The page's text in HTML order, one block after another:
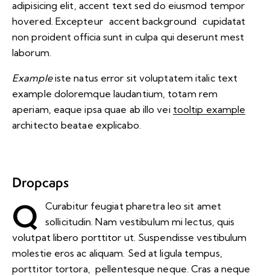
adipisicing elit, accent text sed do eiusmod tempor
hovered. Excepteur accent background cupidatat
non proident officia sunt in culpa qui deserunt mest
laborum.
Exampleiste natus error sit voluptatem italic text
example doloremque laudantium, totam rem
aperiam, eaque ipsa quae ab illo vei tooltip example
architecto beatae explicabo.
Dropcaps
Q
Curabitur feugiat pharetra leo sit amet
sollicitudin. Nam vestibulum mi lectus, quis
volutpat libero porttitor ut. Suspendisse vestibulum
molestie eros ac aliquam. Sed at ligula tempus,
porttitor tortora, pellentesque neque. Cras a neque